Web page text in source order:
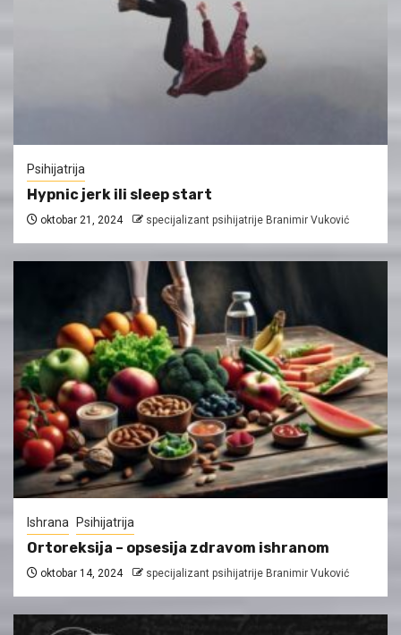
Psihijatrija
Hypnic jerk ili sleep start
oktobar 21, 2024 specijalizant psihijatrije Branimir Vuković
Ishrana Psihijatrija
Ortoreksija – opsesija zdravom ishranom
oktobar 14, 2024 specijalizant psihijatrije Branimir Vuković